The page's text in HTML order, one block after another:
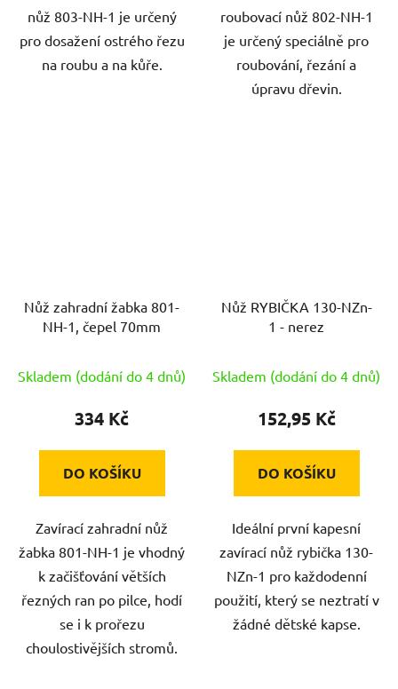
nůž 803-NH-1 je určený
pro dosažení ostrého řezu
na roubu a na kůře.
roubovací nůž 802-NH-1
je určený speciálně pro
roubování, řezání a
úpravu dřevin.
Nůž zahradní žabka 801-
NH-1, čepel 70mm
Skladem (dodání do 4 dnů)
334 Kč
DO KOŠÍKU
Zavírací zahradní nůž
žabka 801-NH-1 je vhodný
k začišťování větších
řezných ran po pilce, hodí
se i k prořezu
choulostivějších stromů.
Nůž RYBIČKA 130-NZn-
1 - nerez
Skladem (dodání do 4 dnů)
152,95 Kč
DO KOŠÍKU
Ideální první kapesní
zavírací nůž rybička 130-
NZn-1 pro každodenní
použití, který se neztratí v
žádné dětské kapse.